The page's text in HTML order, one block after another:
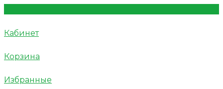
Кабинет
Корзина
Избранные